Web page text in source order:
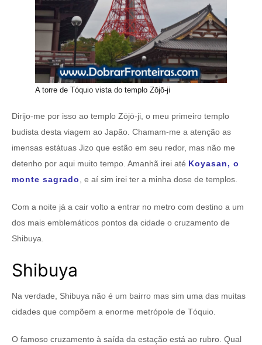
A torre de Tóquio vista do templo Zōjō-ji
Dirijo-me por isso ao templo Zōjō-ji, o meu primeiro templo
budista desta viagem ao Japão. Chamam-me a atenção as
imensas estátuas Jizo que estão em seu redor, mas não me
detenho por aqui muito tempo. Amanhã irei até Koyasan, o
monte sagrado, e aí sim irei ter a minha dose de templos.
Com a noite já a cair volto a entrar no metro com destino a um
dos mais emblemáticos pontos da cidade o cruzamento de
Shibuya.
Shibuya
Na verdade, Shibuya não é um bairro mas sim uma das muitas
cidades que compõem a enorme metrópole de Tóquio.
O famoso cruzamento à saída da estação está ao rubro. Qual